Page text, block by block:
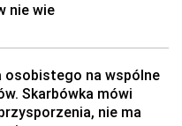
nie wie
osobistego na wspólne
Skarbówka mówi
nie ma